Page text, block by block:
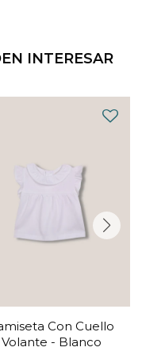
INTERESAR
Con Cuello
Volante - Blanco